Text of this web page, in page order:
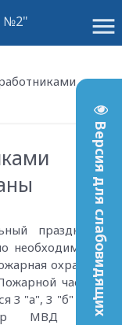
Версия для слабовидящих
menu
№2"
праздник
необходимых
охрана.
часть
3 "а", 3 "б" и 4
МВД по